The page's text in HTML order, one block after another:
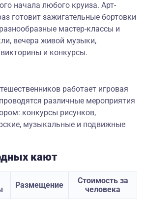
начала любого круиза. Арт-
готовит зажигательные бортовки
мастер-классы и
вечера живой музыки,
и конкурсы.
работает игровая
различные мероприятия
конкурсы рисунков,
музыкальные и подвижные
кают
Размещение
Стоимость за
человека